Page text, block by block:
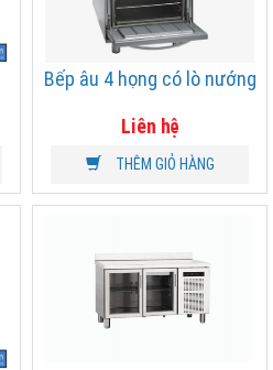
Bếp âu 4 họng có lò nướng
Liên hệ
THÊM GIỎ HÀNG